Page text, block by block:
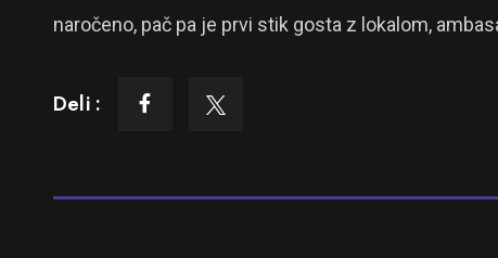
naročeno, pač pa je prvi stik gosta z lokalom,
Deli :